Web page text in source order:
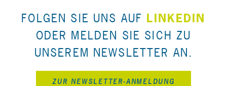
FOLGEN SIE UNS AUF LINKEDIN
ODER MELDEN SIE SICH ZU
UNSEREM NEWSLETTER AN.
ZUR NEWSLETTER-ANMELDUNG